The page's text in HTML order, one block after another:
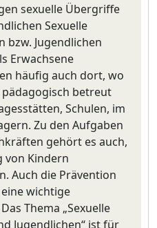
sexuelle Übergriffe
Sexuelle
Jugendlichen
Erwachsene
häufig auch dort, wo
pädagogisch betreut
Schulen, im
Zu den Aufgaben
gehört es auch,
von Kindern
Auch die Prävention
wichtige
Thema „Sexuelle
Jugendlichen“ ist für